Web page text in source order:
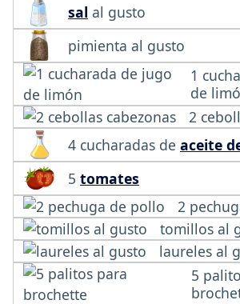
sal al gusto
pimienta al gusto
1
de
2
4 cucharadas de aceite
5 tomates
2
tomillos al
laureles al
5